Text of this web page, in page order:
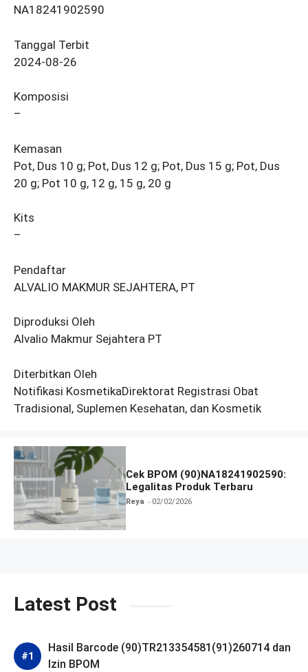
NA18241902590
Tanggal Terbit
2024-08-26
Komposisi
–
Kemasan
Pot, Dus 10 g; Pot, Dus 12 g; Pot, Dus 15 g; Pot, Dus
20 g; Pot 10 g, 12 g, 15 g, 20 g
Kits
–
Pendaftar
ALVALIO MAKMUR SEJAHTERA, PT
Diproduksi Oleh
Alvalio Makmur Sejahtera PT
Diterbitkan Oleh
Notifikasi KosmetikaDirektorat Registrasi Obat
Tradisional, Suplemen Kesehatan, dan Kosmetik
Cek BPOM (90)NA18241902590:
Legalitas Produk Terbaru
Reya 02/02/2026
Latest Post
Hasil Barcode (90)TR213354581(91)260714 dan
Izin BPOM